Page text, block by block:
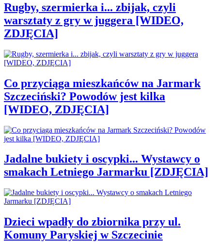
Rugby, szermierka i... zbijak, czyli
warsztaty z gry w juggera [WIDEO,
ZDJĘCIA]
Co przyciąga mieszkańców na Jarmark
Szczeciński? Powodów jest kilka
[WIDEO, ZDJĘCIA]
Jadalne bukiety i oscypki... Wystawcy o
smakach Letniego Jarmarku [ZDJĘCIA]
Dzieci wpadły do zbiornika przy ul.
Komuny Paryskiej w Szczecinie